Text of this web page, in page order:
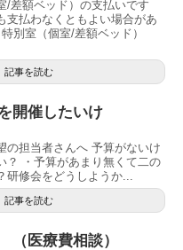
/差額ベッド）の支払いです
支払わなくともよい場合があ
別室（個室/差額ベッド）
記事を読む
開催したいけ
の担当者さんへ 予算がないけ
？ ・予算があまり無くて二の
研修会をどうしようか...
記事を読む
医療費相談）